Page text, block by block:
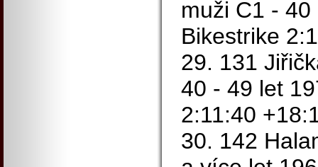
muži C1 -
Bikestrike
29. 131
40 - 49 let
2:11:40
30. 142